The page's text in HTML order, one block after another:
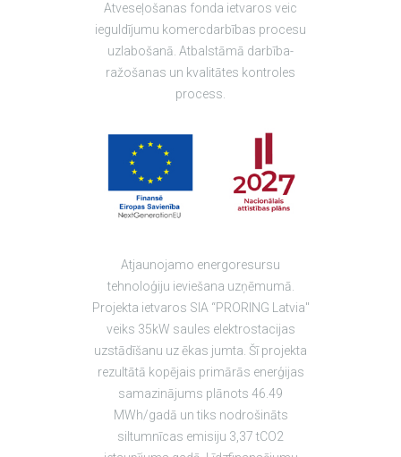
Atveseļošanas fonda ietvaros veic
ieguldījumu komercdarbības procesu
uzlabošanā. Atbalstāmā darbība-
ražošanas un kvalitātes kontroles
process.
Atjaunojamo energoresursu
tehnoloģiju ieviešana uzņēmumā.
Projekta ietvaros SIA “PRORING Latvia"
veiks 35kW saules elektrostacijas
uzstādīšanu uz ēkas jumta. Šī projekta
rezultātā kopējais primārās enerģijas
samazinājums plānots 46.49
MWh/gadā un tiks nodrošināts
siltumnīcas emisiju 3,37 tCO2